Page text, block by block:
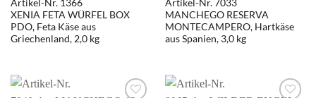
Artikel-Nr. 1366
XENIA FETA WÜRFEL BOX
PDO, Feta Käse aus
Griechenland, 2,0 kg
Artikel-Nr. 7033
MANCHEGO RESERVA
MONTECAMPERO, Hartkäse
aus Spanien, 3,0 kg